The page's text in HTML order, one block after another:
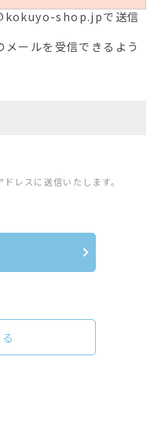
shop.jpで送信
ールを受信できるよう
レスに送信いたします。